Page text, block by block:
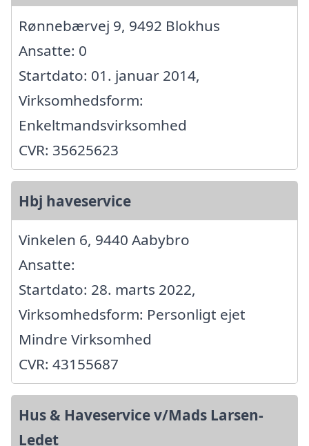
Rønnebærvej 9, 9492 Blokhus
Ansatte: 0
Startdato: 01. januar 2014,
Virksomhedsform:
Enkeltmandsvirksomhed
CVR: 35625623
Hbj haveservice
Vinkelen 6, 9440 Aabybro
Ansatte:
Startdato: 28. marts 2022,
Virksomhedsform: Personligt ejet
Mindre Virksomhed
CVR: 43155687
Hus & Haveservice v/Mads Larsen-
Ledet